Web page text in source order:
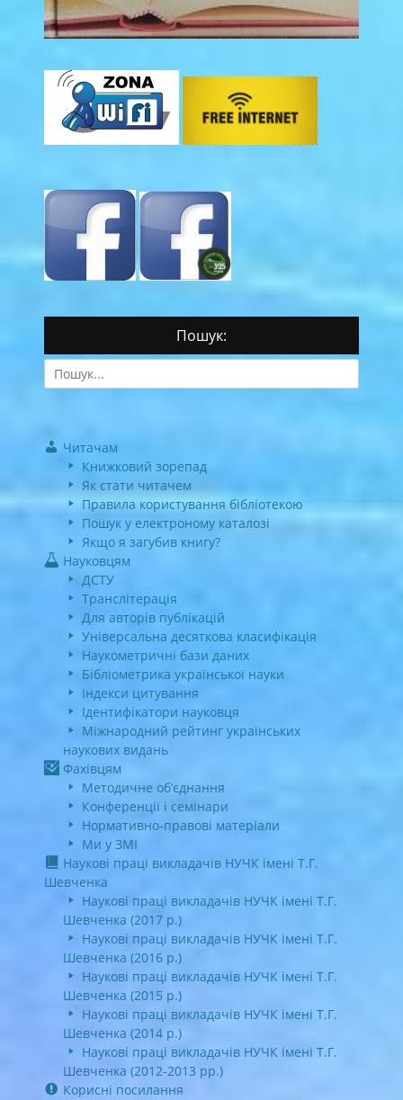
Пошук:
Search
for:
Читачам
Книжковий зорепад
Як стати читачем
Правила користування бібліотекою
Пошук у електроному каталозі
Якщо я загубив книгу?
Науковцям
ДСТУ
Транслітерація
Для авторів публікацій
Універсальна десяткова класифікація
Наукометричні бази даних
Бібліометрика української науки
Індекси цитування
Ідентифікатори науковця
Міжнародний рейтинг українських
наукових видань
Фахівцям
Методичне об’єднання
Конференції і семінари
Нормативно-правові матеріали
Ми у ЗМІ
Наукові праці викладачів НУЧК імені Т.Г.
Шевченка
Наукові праці викладачів НУЧК імені Т.Г.
Шевченка (2017 р.)
Наукові праці викладачів НУЧК імені Т.Г.
Шевченка (2016 р.)
Наукові праці викладачів НУЧК імені Т.Г.
Шевченка (2015 р.)
Наукові праці викладачів НУЧК імені Т.Г.
Шевченка (2014 р.)
Наукові праці викладачів НУЧК імені Т.Г.
Шевченка (2012-2013 рр.)
Корисні посилання